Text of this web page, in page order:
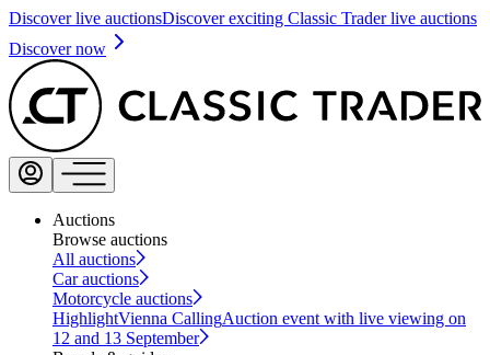
Discover live auctionsDiscover exciting Classic Trader live auctions
Discover now
Auctions
Browse auctions
All auctions
Car auctions
Motorcycle auctions
HighlightVienna CallingAuction event with live viewing on
12 and 13 September